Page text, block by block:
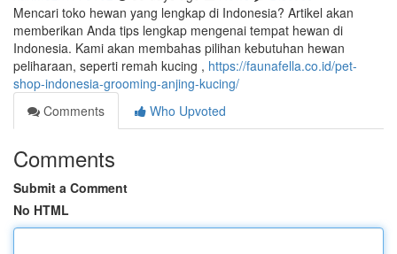
Mencari toko hewan yang lengkap di Indonesia? Artikel akan
memberikan Anda tips lengkap mengenai tempat hewan di
Indonesia. Kami akan membahas pilihan kebutuhan hewan
peliharaan, seperti remah kucing , https://faunafella.co.id/pet-
shop-indonesia-grooming-anjing-kucing/
Comments
Who Upvoted
Comments
Submit a Comment
No HTML